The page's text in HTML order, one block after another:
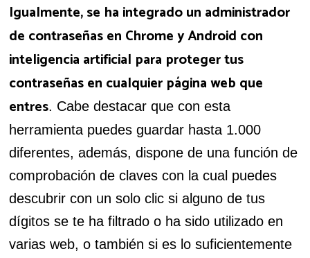
Igualmente, se ha integrado un administrador
de contraseñas en Chrome y Android con
inteligencia artificial para proteger tus
contraseñas en cualquier página web que
entres. Cabe destacar que con esta
herramienta puedes guardar hasta 1.000
diferentes, además, dispone de una función de
comprobación de claves con la cual puedes
descubrir con un solo clic si alguno de tus
dígitos se te ha filtrado o ha sido utilizado en
varias web, o también si es lo suficientemente